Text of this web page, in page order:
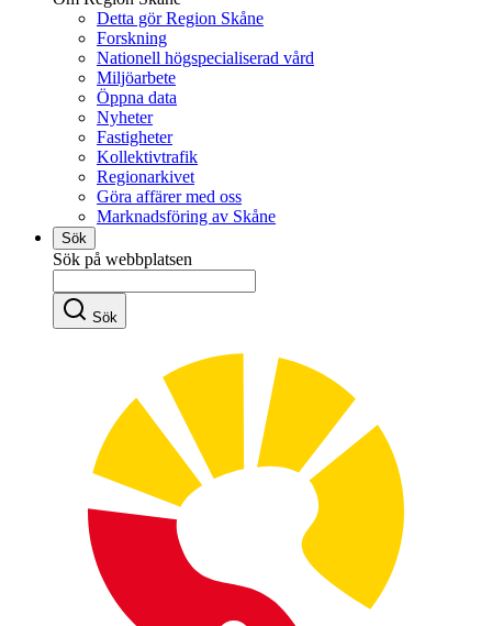
Detta gör Region Skåne
Forskning
Nationell högspecialiserad vård
Miljöarbete
Öppna data
Nyheter
Fastigheter
Kollektivtrafik
Regionarkivet
Göra affärer med oss
Marknadsföring av Skåne
Sök
Sök på webbplatsen
Sök